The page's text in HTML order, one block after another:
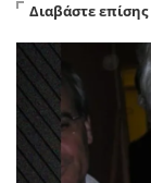
Διαβάστε επίσης